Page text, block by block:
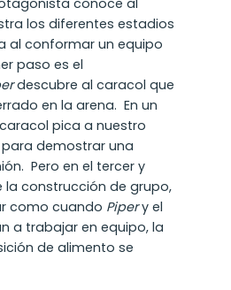
conoce al
los diferentes estadios
al conformar un equipo
paso es el
descubre al caracol que
en la arena. En un
pica a nuestro
demostrar una
Pero en el tercer y
construcción de grupo,
como cuando Pipery el
a trabajar en equipo, la
de alimento se